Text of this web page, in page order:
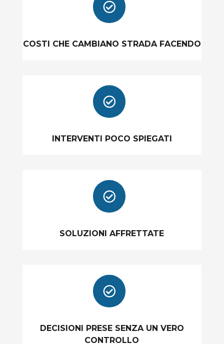

COSTI CHE CAMBIANO STRADA FACENDO

INTERVENTI POCO SPIEGATI

SOLUZIONI AFFRETTATE

DECISIONI PRESE SENZA UN VERO
CONTROLLO